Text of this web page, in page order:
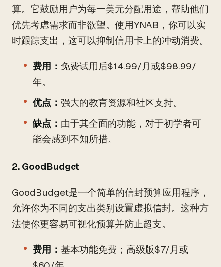
算。它鼓励用户为每一美元分配用途，帮助他们
优先考虑需求而非欲望。使用YNAB，你可以实
时跟踪支出，这可以抑制信用卡上的冲动消费。
费用： 免费试用后$14.99/月或$98.99/
年。
优点： 强大的教育资源和社区支持。
缺点： 由于其全面的功能，对于初学者可
能会感到不知所措。
2. GoodBudget
GoodBudget是一个简单的信封预算应用程序，
允许你为不同的支出类别设置虚拟信封。这种方
法使你更容易可视化预算并防止超支。
费用： 基本功能免费；高级版$7/月或